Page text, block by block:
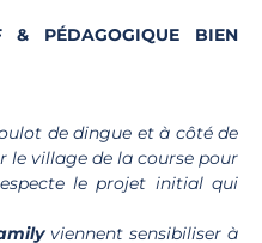
& PÉDAGOGIQUE BIEN
de dingue et à côté de
le village de la course pour
le projet initial qui
viennent sensibiliser à